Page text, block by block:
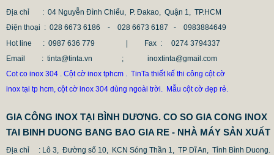
Địa chỉ
: 04 Nguyễn Đình Chiểu, P. Đakao, Quận 1, TP.HCM
Điện thoại : 028 6673 6186 - 028 6673 6187 -
0983884649
Hot line
: 0987 636 779 | Fax :
0274 3794337
Email
: tinta@tinta.vn ; inoxtinta@gmail.com
Cot co inox 304 . Cột cờ inox tphcm . TinTa thiết kế thi công cột cờ
inox tại tp hcm, cột cờ inox 304 dùng ngoài trời. Mẫu cột cờ đẹp rẻ.
GIA CÔNG INOX TẠI BÌNH DƯƠNG. CO SO GIA CONG INOX
TAI BINH DUONG BANG BAO GIA RE - NHÀ MÁY SẢN XUẤT
Địa chỉ : Lô 3, Đường số 10, KCN Sóng Thần 1, TP Dĩ An, Tỉnh Bình Duong.